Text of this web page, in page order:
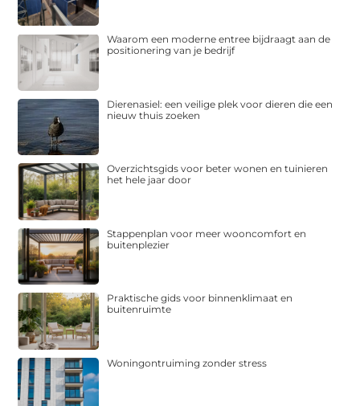
Waarom een moderne entree bijdraagt aan de
positionering van je bedrijf
Dierenasiel: een veilige plek voor dieren die een
nieuw thuis zoeken
Overzichtsgids voor beter wonen en tuinieren
het hele jaar door
Stappenplan voor meer wooncomfort en
buitenplezier
Praktische gids voor binnenklimaat en
buitenruimte
Woningontruiming zonder stress